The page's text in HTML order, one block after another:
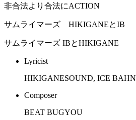
非合法より合法にACTION
サムライマーズ HIKIGANEとIB
サムライマーズ IBとHIKIGANE
Lyricist
HIKIGANESOUND, ICE BAHN
Composer
BEAT BUGYOU